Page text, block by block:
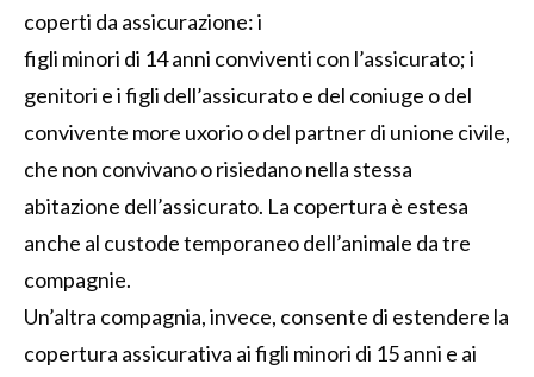
coperti da assicurazione: i
figli minori di 14 anni conviventi con l’assicurato; i
genitori e i figli dell’assicurato e del coniuge o del
convivente more uxorio o del partner di unione civile,
che non convivano o risiedano nella stessa
abitazione dell’assicurato. La copertura è estesa
anche al custode temporaneo dell’animale da tre
compagnie.
Un’altra compagnia, invece, consente di estendere la
copertura assicurativa ai figli minori di 15 anni e ai